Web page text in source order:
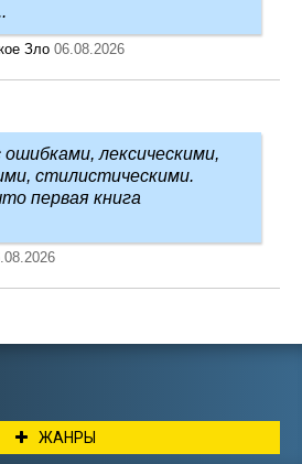
Зло 06.08.2026
лексическими,
стилистическими.
первая книга
ЖАНРЫ